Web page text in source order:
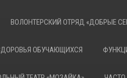
ВОЛОНТЕРСКИЙ ОТРЯД «ДОБРЫЕ
ОБУЧАЮЩИХСЯ